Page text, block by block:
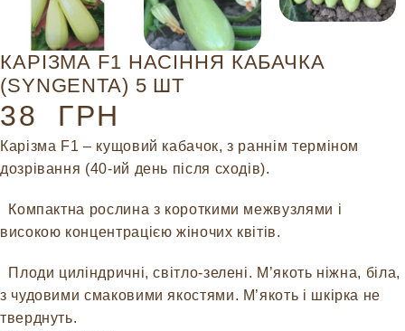
КАРІЗМА F1 НАСІННЯ КАБАЧКА
(SYNGENTA) 5 ШТ
38 ГРН
Карізма F1 – кущовий кабачок, з раннім терміном
дозрівання (40-ий день після сходів).
Компактна рослина з короткими межвузлями і
високою концентрацією жіночих квітів.
Плоди циліндричні, світло-зелені. М’якоть ніжна, біла,
з чудовими смаковими якостями. М’якоть і шкірка не
тверднуть.